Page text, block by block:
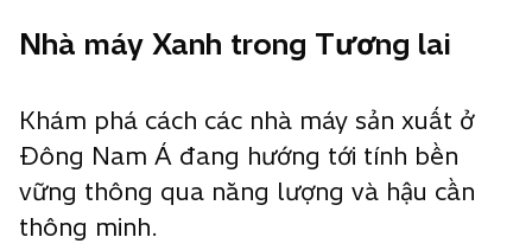
Nhà máy Xanh trong Tương lai
Khám phá cách các nhà máy sản xuất ở
Đông Nam Á đang hướng tới tính bền
vững thông qua năng lượng và hậu cần
thông minh.